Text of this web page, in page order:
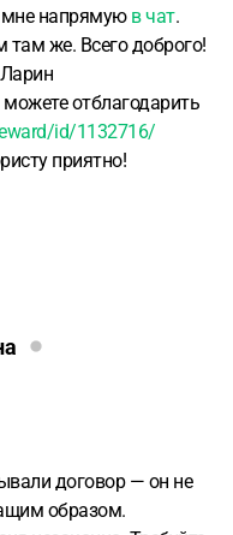
мне напрямую в чат.
там же. Всего доброго!
отблагодарить
id/1132716/
приятно!
договор — он не
образом.